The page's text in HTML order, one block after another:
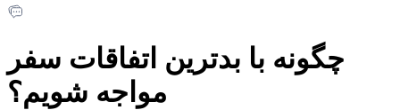
چگونه با بدترین اتفاقات سفر
مواجه شویم؟